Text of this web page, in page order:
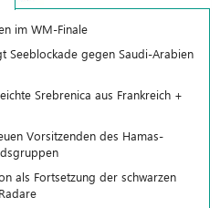
im WM-Finale
Seeblockade gegen Saudi-Arabien
Srebrenica aus Frankreich +
Vorsitzenden des Hamas-
als Fortsetzung der schwarzen